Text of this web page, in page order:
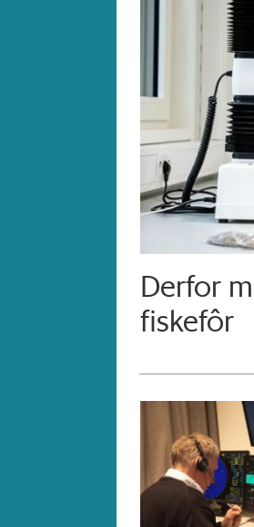
Derfor
fiskefôr